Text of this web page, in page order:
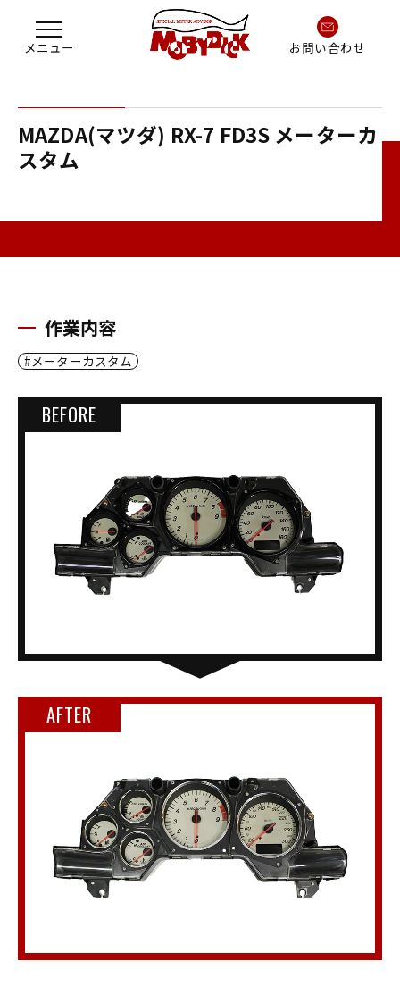
お問い合わせ
MAZDA(マツダ) RX-7 FD3S メーターカ
スタム
作業内容
メーターカスタム